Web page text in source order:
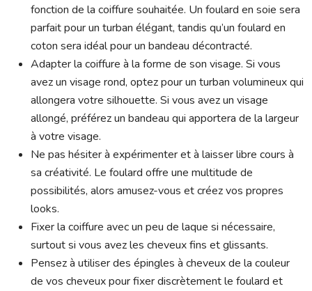
fonction de la coiffure souhaitée. Un foulard en soie sera
parfait pour un turban élégant, tandis qu’un foulard en
coton sera idéal pour un bandeau décontracté.
Adapter la coiffure à la forme de son visage. Si vous
avez un visage rond, optez pour un turban volumineux qui
allongera votre silhouette. Si vous avez un visage
allongé, préférez un bandeau qui apportera de la largeur
à votre visage.
Ne pas hésiter à expérimenter et à laisser libre cours à
sa créativité. Le foulard offre une multitude de
possibilités, alors amusez-vous et créez vos propres
looks.
Fixer la coiffure avec un peu de laque si nécessaire,
surtout si vous avez les cheveux fins et glissants.
Pensez à utiliser des épingles à cheveux de la couleur
de vos cheveux pour fixer discrètement le foulard et